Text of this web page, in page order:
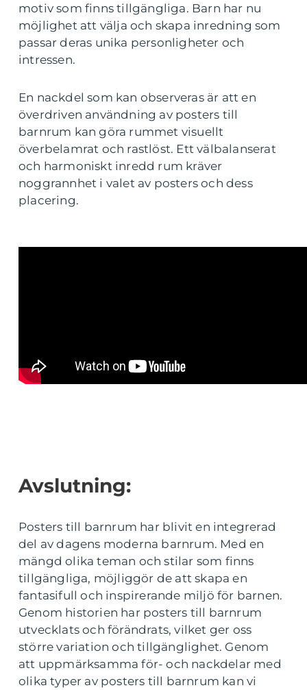
motiv som finns tillgängliga. Barn har nu
möjlighet att välja och skapa inredning som
passar deras unika personligheter och
intressen.
En nackdel som kan observeras är att en
överdriven användning av posters till
barnrum kan göra rummet visuellt
överbelamrat och rastlöst. Ett välbalanserat
och harmoniskt inredd rum kräver
noggrannhet i valet av posters och dess
placering.
Avslutning:
Posters till barnrum har blivit en integrerad
del av dagens moderna barnrum. Med en
mängd olika teman och stilar som finns
tillgängliga, möjliggör de att skapa en
fantasifull och inspirerande miljö för barnen.
Genom historien har posters till barnrum
utvecklats och förändrats, vilket ger oss
större variation och tillgänglighet. Genom
att uppmärksamma för- och nackdelar med
olika typer av posters till barnrum kan vi